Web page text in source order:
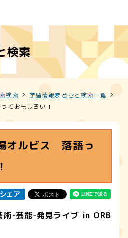
検索
検索
学習情報まるごと検索一覧
ておもしろい！
オルビス 落語っ
術･芸能-発見ライブ in ORB